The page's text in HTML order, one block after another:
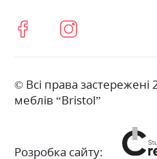
© Всі права
меблів “Bristol”
Розробка сайту: